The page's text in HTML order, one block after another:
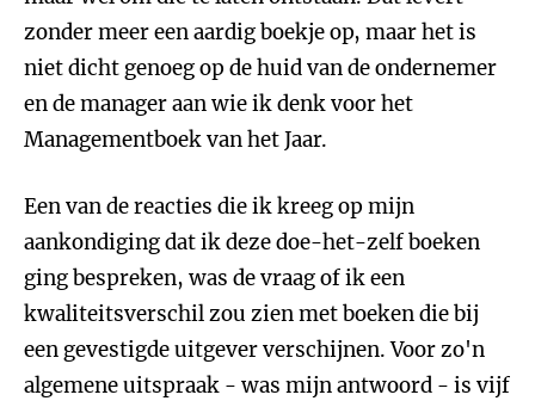
zonder meer een aardig boekje op, maar het is
niet dicht genoeg op de huid van de ondernemer
en de manager aan wie ik denk voor het
Managementboek van het Jaar.
Een van de reacties die ik kreeg op mijn
aankondiging dat ik deze doe-het-zelf boeken
ging bespreken, was de vraag of ik een
kwaliteitsverschil zou zien met boeken die bij
een gevestigde uitgever verschijnen. Voor zo'n
algemene uitspraak - was mijn antwoord - is vijf